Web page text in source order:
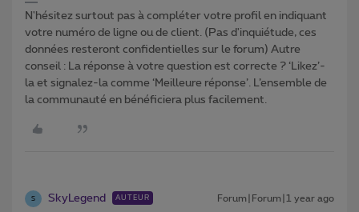
N'hésitez surtout pas à compléter votre profil en indiquant
votre numéro de ligne ou de client. (Pas d'inquiétude, ces
données resteront confidentielles sur le forum) Autre
conseil : La réponse à votre question est correcte ? ‘Likez’-
la et signalez-la comme ‘Meilleure réponse’. L’ensemble de
la communauté en bénéficiera plus facilement.
S SkyLegend AUTEUR Forum|Forum|1 year ago